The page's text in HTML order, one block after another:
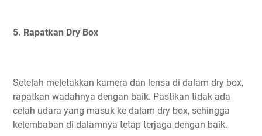
5. Rapatkan Dry Box
Setelah meletakkan kamera dan lensa di dalam dry box,
rapatkan wadahnya dengan baik. Pastikan tidak ada
celah udara yang masuk ke dalam dry box, sehingga
kelembaban di dalamnya tetap terjaga dengan baik.